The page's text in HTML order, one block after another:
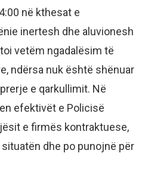
në kthesat e
inertesh dhe aluvionesh
vetëm ngadalësim të
ndërsa nuk është shënuar
e qarkullimit. Në
efektivët e Policisë
e firmës kontraktuese,
dhe po punojnë për